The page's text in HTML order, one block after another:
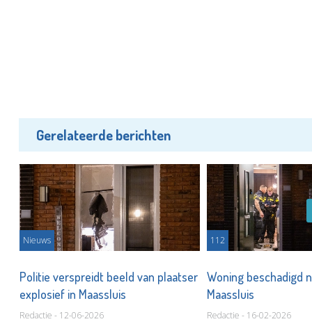
Gerelateerde berichten
Nieuws
Politie verspreidt beeld van plaatser
explosief in Maassluis
Redactie - 12-06-2026
112
Woning beschadigd
Maassluis
Redactie - 16-02-2026